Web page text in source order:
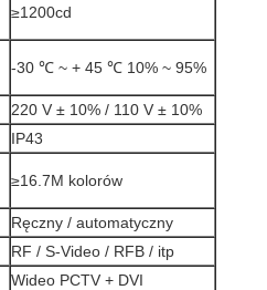
≥1200cd
-30 ℃ ~ + 45 ℃ 10% ~ 95%
220 V ± 10% / 110 V ± 10%
IP43
≥16.7M kolorów
Ręczny / automatyczny
RF / S-Video / RFB / itp
Wideo PCTV + DVI